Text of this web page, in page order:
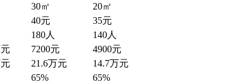
30㎡
20㎡
40元
35元
180人
140人
7200元
4900元
21.6万元
14.7万元
65% 65%